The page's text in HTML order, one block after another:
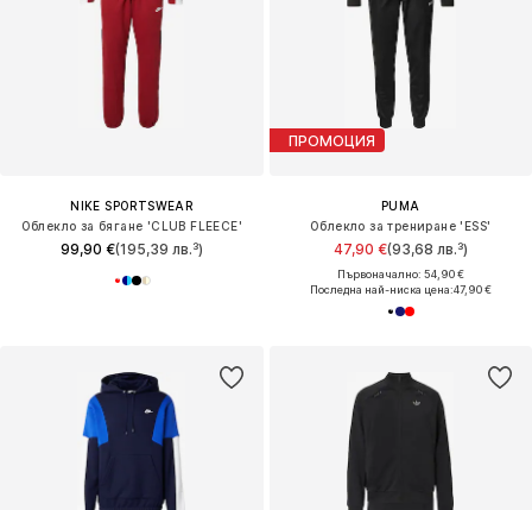
NIKE SPORTSWEAR
Облекло за бягане 'CLUB FLEECE'
99,90 €(195,39 лв.³)
ПРОМОЦИЯ
PUMA
Облекло за трениране 'ESS'
47,90 €(93,68 лв.³)
Първоначално: 54,90 €
Последна най-ниска цена:47,90 €